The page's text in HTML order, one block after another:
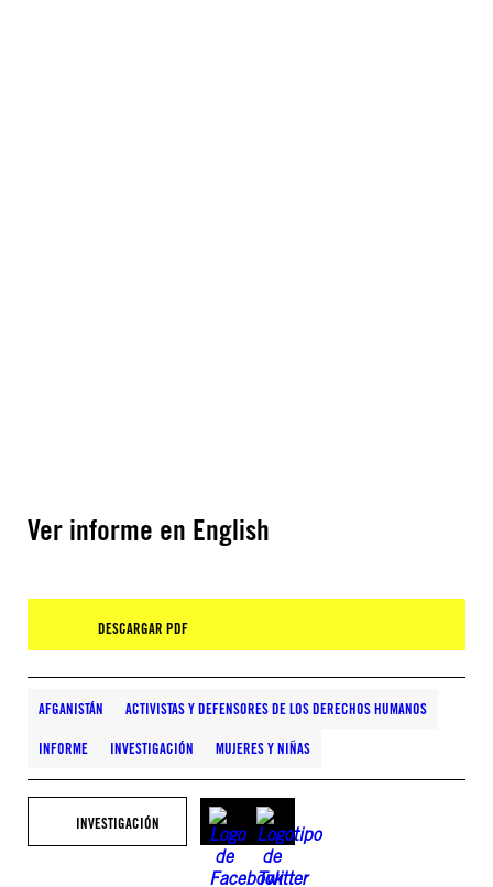
Ver informe en English
DESCARGAR PDF
AFGANISTÁN ACTIVISTAS Y DEFENSORES DE LOS DERECHOS HUMANOS
INFORME INVESTIGACIÓN MUJERES Y NIÑAS
INVESTIGACIÓN